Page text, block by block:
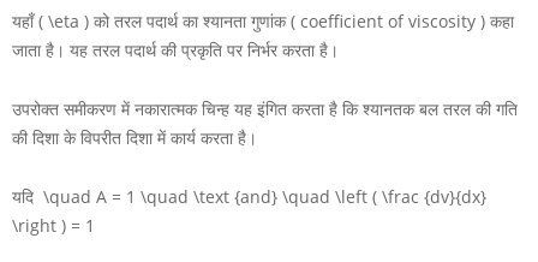
यहाँ( \eta ) को तरल पदार्थ का श्यानता गुणांक ( coefficient of viscosity ) कहा
जाता है। यह तरल पदार्थ की प्रकृति पर निर्भर करता है।
उपरोक्त समीकरण में नकारात्मक चिन्ह यह इंगित करता है कि श्यानतक बल तरल की गति
की दिशा के विपरीत दिशा में कार्य करता है।
यदि \quad A = 1 \quad \text {and} \quad \left ( \frac {dv}{dx}
\right ) = 1